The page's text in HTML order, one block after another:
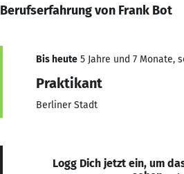
Berufserfahrung von Frank Bot
Bis heute 5 Jahre und 7 Monate,
Praktikant
Berliner Stadt
Logg Dich jetzt ein, um